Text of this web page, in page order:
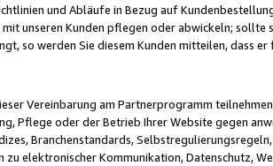
und Abläufe in Bezug auf
unseren Kunden pflegen oder abwickeln; sollte
so werden Sie diesem Kunden mitteilen, dass
Vereinbarung am Partnerprogramm
Pflege oder der Betrieb Ihrer Website gegen
Branchenstandards,
elektronischer Kommunikation, Datenschutz,